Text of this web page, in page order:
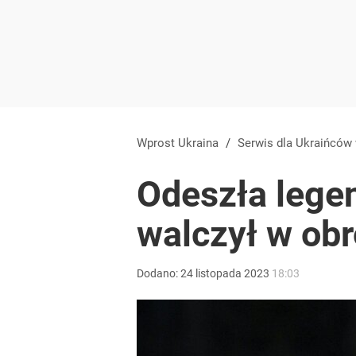
Wprost Ukraina / Serwis dla
Odeszła
walczył w
Dodano:24 listopada 2023 18:03